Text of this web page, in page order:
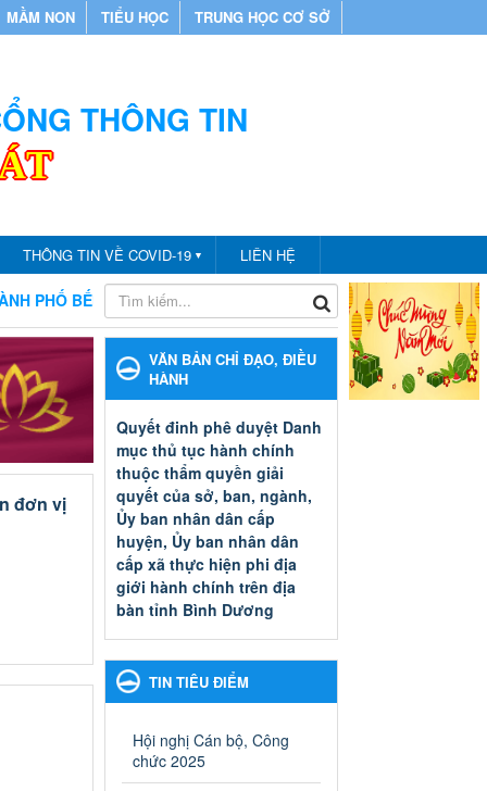
MẦM NON TIỂU HỌC TRUNG HỌC CƠ SỞ
THÔNG TIN
THÔNG TIN VỀ COVID-19 ▼ LIÊN HỆ
BẾN CÁT CHÀO MỪNG BẠN ĐẾN VỚI CỔNG THÔNG TIN
đơn vị
VĂN BẢN CHỈ ĐẠO, ĐIỀU
HÀNH
Quyết đinh phê duyệt Danh
mục thủ tục hành chính
thuộc thẩm quyền giải
quyết của sở, ban, ngành,
Ủy ban nhân dân cấp
huyện, Ủy ban nhân dân
cấp xã thực hiện phi địa
giới hành chính trên địa
bàn tỉnh Bình Dương
thẩm quyền giải quyết của sở,
ban, ngành, Ủy ban nhân dân
cấp xã thực hiện phi địa giới
hành chính trên địa bàn tỉnh
TIN TIÊU ĐIỂM
Hội nghị Cán bộ, Công
chức 2025